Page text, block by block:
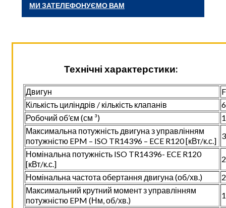
МИ ЗАТЕЛЕФОНУЄМО ВАМ
Технічні характерстики:
Двигун
Кількість циліндрів / кількість клапанів
Робочий об’єм (см ³)
Максимальна потужність двигуна з управлінням
потужністю EPM – ISO TR14396 – ECE R120 [кВт/к.с.]
Номінальна потужність ISO TR14396- ECE R120
[кВт/к.с.]
Номінальна частота обертання двигуна (об/хв.)
Максимальний крутний момент з управлінням
потужністю EPM (Нм, об/хв.)